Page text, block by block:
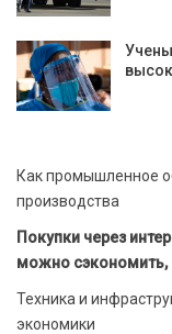
Как промышленное
производства
Покупки через
можно сэкономить,
Техника и
экономики